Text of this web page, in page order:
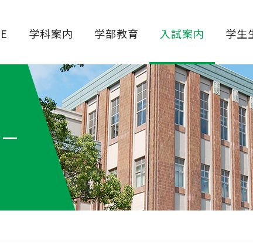
学科案内 学部教育 入試案内 学生